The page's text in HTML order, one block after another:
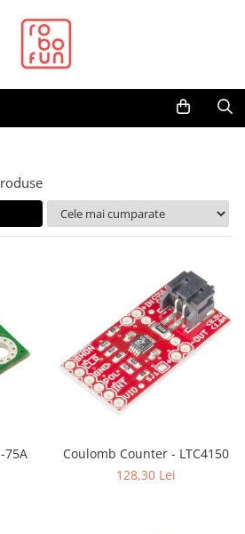
Coulomb Counter - LTC4150
128,30 Lei